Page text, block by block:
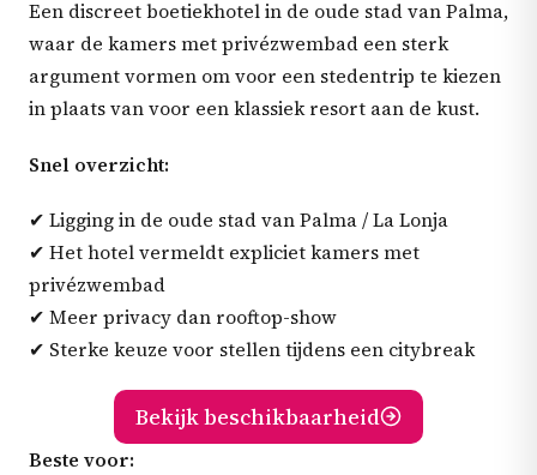
Een discreet boetiekhotel in de oude stad van Palma,
waar de kamers met privézwembad een sterk
argument vormen om voor een stedentrip te kiezen
in plaats van voor een klassiek resort aan de kust.
Snel overzicht:
✔ Ligging in de oude stad van Palma / La Lonja
✔ Het hotel vermeldt expliciet kamers met
privézwembad
✔ Meer privacy dan rooftop-show
✔ Sterke keuze voor stellen tijdens een citybreak
Bekijk beschikbaarheid
Beste voor: